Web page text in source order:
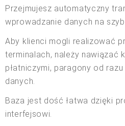
Przejmujesz automatyczny
wprowadzanie danych na
Aby klienci mogli realizować
terminalach, należy nawiązać
płatniczymi, paragony od
danych.
Baza jest dość łatwa dzięki
interfejsowi.